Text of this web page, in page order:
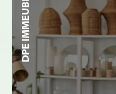
DPE IMMEUBLE